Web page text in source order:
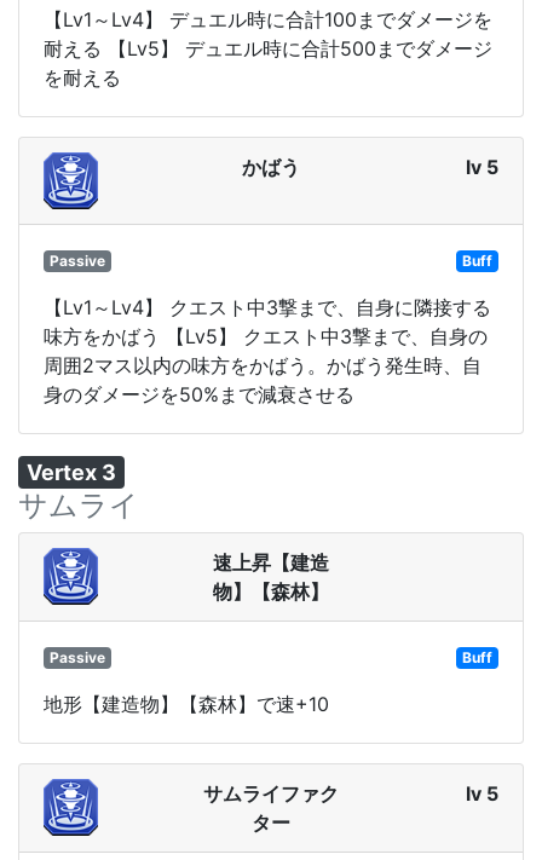
【Lv1～Lv4】 デュエル時に合計100までダメージを
耐える 【Lv5】 デュエル時に合計500までダメージ
を耐える
かばう lv 5
Passive Buff
【Lv1～Lv4】 クエスト中3撃まで、自身に隣接する
味方をかばう 【Lv5】 クエスト中3撃まで、自身の
周囲2マス以内の味方をかばう。かばう発生時、自
身のダメージを50%まで減衰させる
Vertex 3
サムライ
速上昇【建造
物】【森林】
Passive Buff
地形【建造物】【森林】で速+10
サムライファク
ター
lv 5